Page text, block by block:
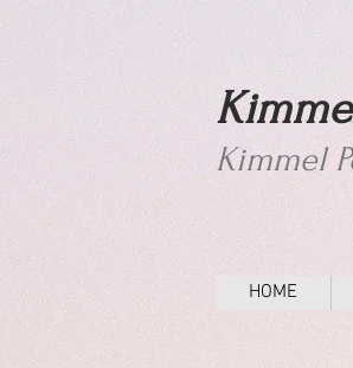
Kimmel
HOME